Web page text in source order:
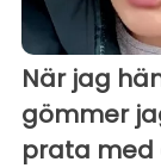
När jag
gömmer
prata